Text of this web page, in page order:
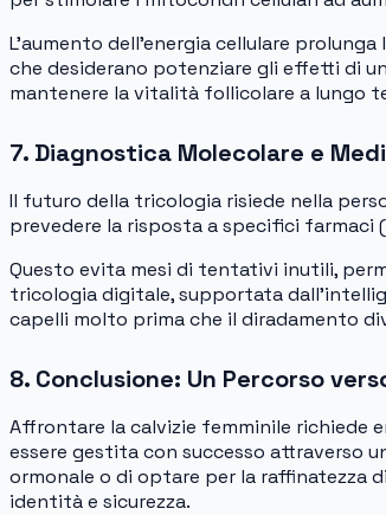
L’aumento dell’energia cellulare
che desiderano potenziare gli effetti di
mantenere la vitalità follicolare a lungo
7. Diagnostica Molecolare e
Il futuro della tricologia risiede nella
prevedere la risposta a specifici farmaci
Questo evita mesi di tentativi inutili,
tricologia digitale, supportata
capelli molto prima che il diradamento
8. Conclusione: Un Percorso
Affrontare la calvizie femminile richiede
essere gestita con successo attraverso
ormonale o di optare per la raffinatezza
identità e sicurezza.